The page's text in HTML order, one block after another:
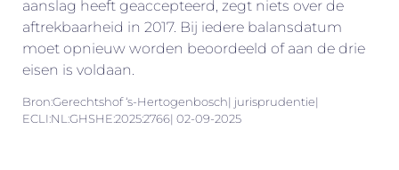
aanslag heeft geaccepteerd, zegt niets over de
aftrekbaarheid in 2017. Bij iedere balansdatum
moet opnieuw worden beoordeeld of aan de drie
eisen is voldaan.
Bron:Gerechtshof ‘s-Hertogenbosch| jurisprudentie|
ECLI:NL:GHSHE:2025:2766| 02-09-2025